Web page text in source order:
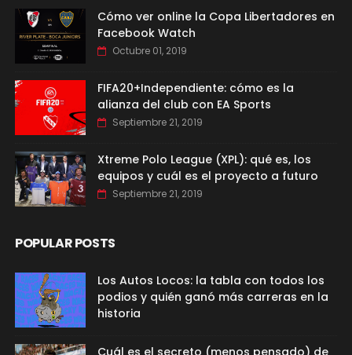
Cómo ver online la Copa Libertadores en
Facebook Watch
Octubre 01, 2019
FIFA20+Independiente: cómo es la
alianza del club con EA Sports
Septiembre 21, 2019
Xtreme Polo League (XPL): qué es, los
equipos y cuál es el proyecto a futuro
Septiembre 21, 2019
POPULAR POSTS
Los Autos Locos: la tabla con todos los
podios y quién ganó más carreras en la
historia